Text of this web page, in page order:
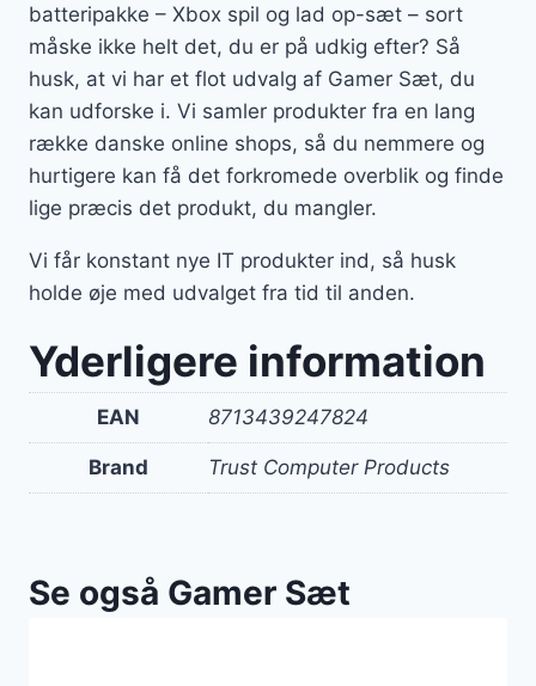
batteripakke – Xbox spil og lad op-sæt – sort
måske ikke helt det, du er på udkig efter? Så
husk, at vi har et flot udvalg af Gamer Sæt, du
kan udforske i. Vi samler produkter fra en lang
række danske online shops, så du nemmere og
hurtigere kan få det forkromede overblik og finde
lige præcis det produkt, du mangler.
Vi får konstant nye IT produkter ind, så husk
holde øje med udvalget fra tid til anden.
Yderligere information
EAN 8713439247824
Brand Trust Computer Products
Se også Gamer Sæt